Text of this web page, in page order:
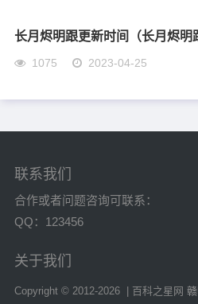
长月烬明跟更新时间（长月烬明
1075 2023-04-25
联系我们
合作或者问题咨询可联系：
QQ：123456
关于我们
Copyright © 2012-2026 | 百科之星网